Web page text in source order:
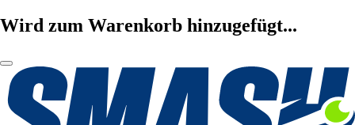
Wird zum Warenkorb hinzugefügt...